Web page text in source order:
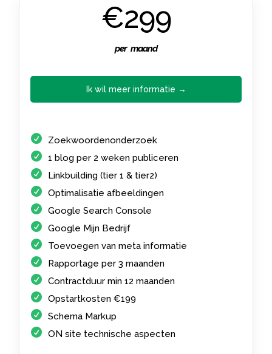
€299
per maand
Ik wil meer informatie →
Zoekwoordenonderzoek
1 blog per 2 weken publiceren
Linkbuilding (tier 1 & tier2)
Optimalisatie afbeeldingen
Google Search Console
Google Mijn Bedrijf
Toevoegen van meta informatie
Rapportage per 3 maanden
Contractduur min 12 maanden
Opstartkosten €199
Schema Markup
ON site technische aspecten